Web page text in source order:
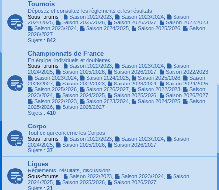
Tournois
Déposez et consultez les règlements et les résultats
Sous-forums :
Saison 2022/2023, Saison 2023/2024,
Saison
2024/2025
Saison 2025/2026, Saison 2026/2027, Saison 2022/2023,
Saison 2023/2024, Saison 2024/2025, Saison 2025/2026,
Saison
2026/2027
Sujets : 842
Championnats de France
En équipe, individuels et doublettes
Sous-forums :
Saison 2022/2023, Saison 2023/2024,
Saison
2024/2025
Saison 2025/2026, Saison 2026/2027, Saison 2022/2023,
Saison 2023/2024, Saison 2024/2025, Saison 2025/2026,
Saison
2026/2027
Saison 2022/2023, Saison 2023/2024, Saison 2024/2025,
Saison 2025/2026, Saison 2026/2027, Saison 2022/2023,
Saison
2023/2024
Saison 2024/2025, Saison 2025/2026, Saison 2026/2027,
Saison 2022/2023, Saison 2023/2024, Saison 2024/2025,
Saison
2025/2026
Saison 2026/2027
Sujets : 410
Corpo
Tout ce qui concerne les Corpos
Sous-forums :
Saison 2022/2023, Saison 2023/2024,
Saison
2024/2025
Saison 2025/2026,
Saison 2026/2027
Sujets : 37
Ligues
Règlements, résultats, discussions
Sous-forums :
Saison 2022/2023, Saison 2023/2024,
Saison
2024/2025
Saison 2025/2026,
Saison 2026/2027
Sujets : 21